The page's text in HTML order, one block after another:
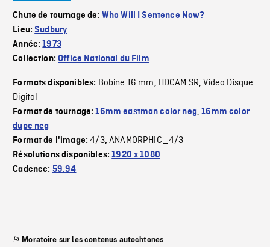
Chute de tournage de: Who Will I Sentence Now?
Lieu:Sudbury
Année:1973
Collection:Office National du Film
Formats disponibles: Bobine 16 mm, HDCAM SR,Video Disque
Digital
Format de tournage:16mm eastman color neg,16mm color
dupe neg
Format de l'image:4/3,ANAMORPHIC_4/3
Résolutions disponibles:1920 x 1080
Cadence: 59.94
Moratoire sur les contenus autochtones